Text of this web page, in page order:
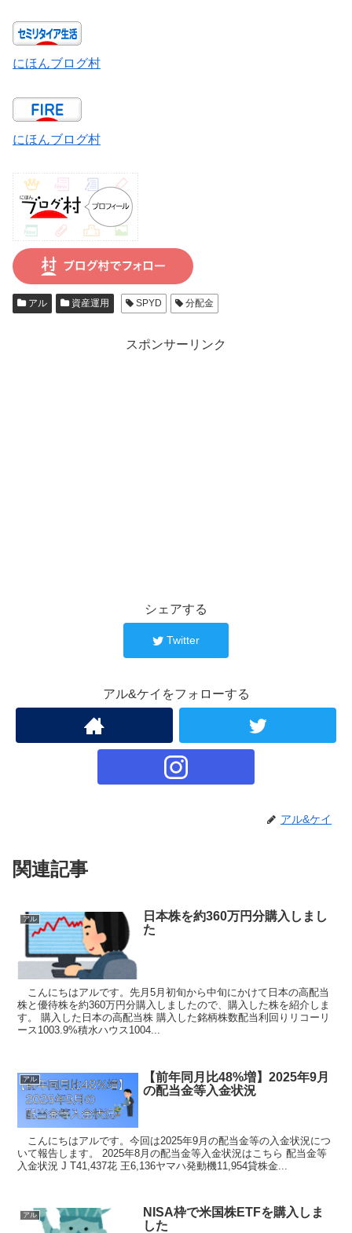
にほんブログ村
にほんブログ村
アル 資産運用 SPYD 分配金
スポンサーリンク
シェアする
Twitter
アル&ケイをフォローする
アル&ケイ
関連記事
アル
日本株を約360万円分購入しまし
た
こんにちはアルです。先月5月初旬から中旬にかけて日本の高配当
株と優待株を約360万円分購入しましたので、購入した株を紹介しま
す。 購入した日本の高配当株 購入した銘柄株数配当利回りリコーリ
ース1003.9%積水ハウス1004...
アル
【前年同月比48%増】2025年9月
の配当金等入金状況
こんにちはアルです。今回は2025年9月の配当金等の入金状況につ
いて報告します。 2025年8月の配当金等入金状況はこちら 配当金等
入金状況 J T41,437花 王6,136ヤマハ発動機11,954貸株金...
アル
NISA枠で米国株ETFを購入しま
した